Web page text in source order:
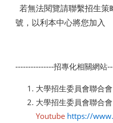
若無法閱覽請聯繫招生
號，以利本中心將您加入
---------------招專化相關網站
大學招生委員會聯合會
大學招生委員會聯合會
Youtube https://